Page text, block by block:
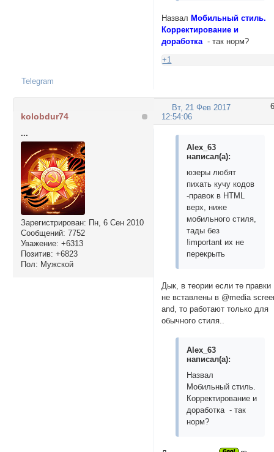
Назвал Мобильный стиль.
Корректирование и
доработка - так норм?
+1
Telegram
6
Вт, 21 Фев 2017
12:54:06
kolobdur74
...
Зарегистрирован: Пн, 6 Сен 2010
Сообщений: 7752
Уважение: +6313
Позитив: +6823
Пол: Мужской
Alex_63
написал(а):
юзеры любят
пихать кучу кодов
-правок в HTML
верх, ниже
мобильного стиля,
тады без
!important их не
перекрыть
Дык, в теории если те правки
не вставлены в @media
and, то работают только для
обычного стиля..
Alex_63
написал(а):
Назвал
Мобильный стиль.
Корректирование и
доработка - так
норм?